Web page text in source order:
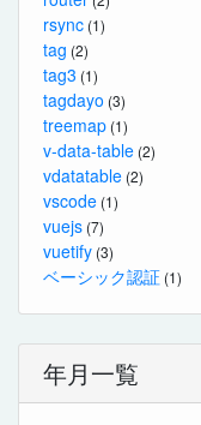
rsync (1)
tag (2)
tag3 (1)
tagdayo (3)
treemap (1)
v-data-table (2)
vdatatable (2)
vscode (1)
vuejs (7)
vuetify (3)
ベーシック認証 (1)
年月一覧